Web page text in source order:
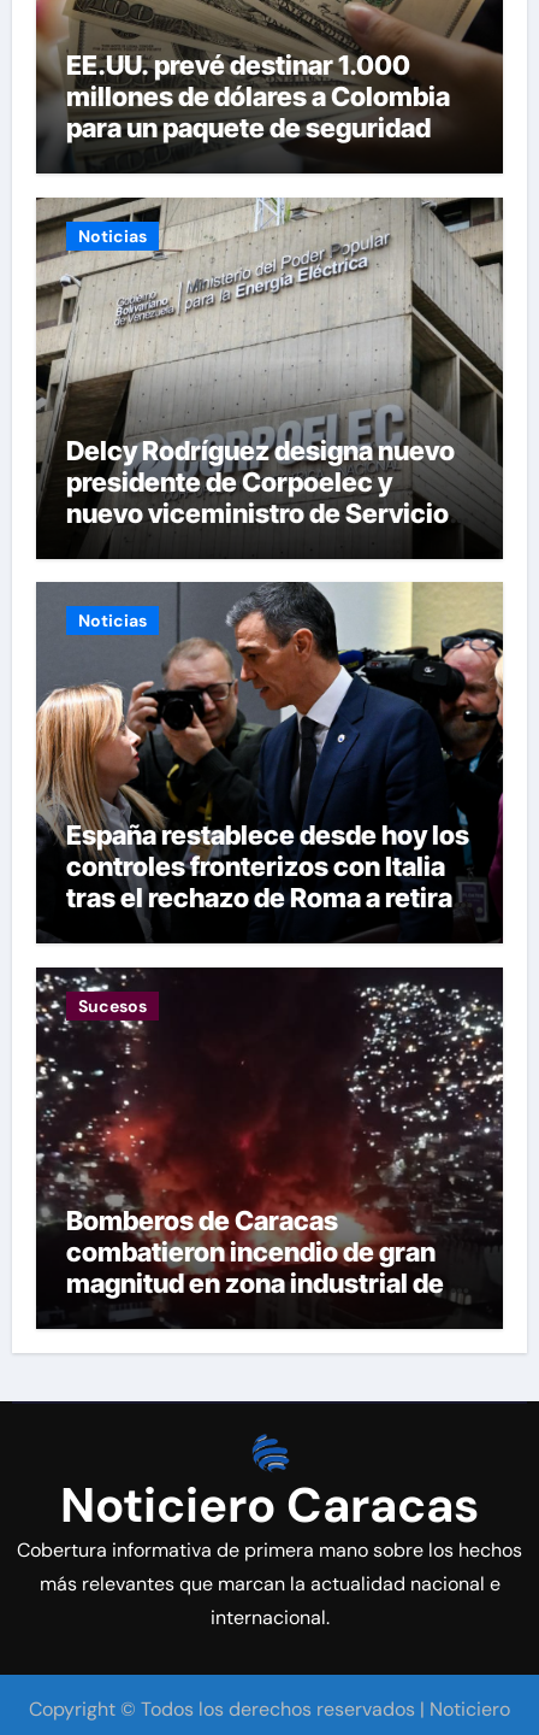
EE.UU. prevé destinar 1.000
millones de dólares a Colombia
para un paquete de seguridad
Noticias
Delcy Rodríguez designa nuevo
presidente de Corpoelec y
nuevo viceministro de Servicios
Eléctricos
Noticias
España restablece desde hoy los
controles fronterizos con Italia
tras el rechazo de Roma a retirar
las restricciones
Sucesos
Bomberos de Caracas
combatieron incendio de gran
magnitud en zona industrial de El
Llanito
Noticiero Caracas
Cobertura informativa de primera mano sobre los hechos
más relevantes que marcan la actualidad nacional e
internacional.
Copyright © Todos los derechos reservados | Noticiero